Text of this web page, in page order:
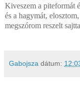
Kiveszem a piteformát
és a hagymát,
megszórom reszelt
Gabojsza dátum: